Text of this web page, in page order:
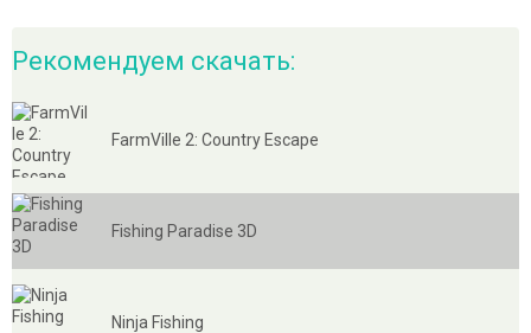
Рекомендуем скачать:
FarmVille 2: Country Escape
Fishing Paradise 3D
Ninja Fishing